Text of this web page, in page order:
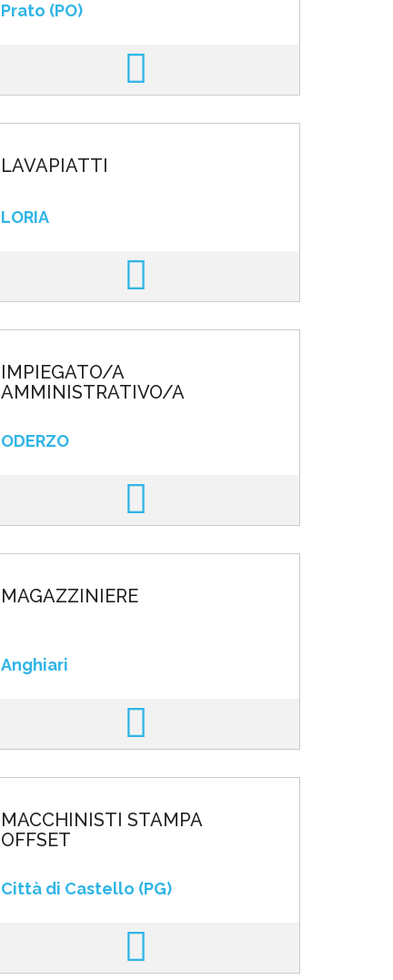
Prato (PO)
LAVAPIATTI
LORIA
IMPIEGATO/A
AMMINISTRATIVO/A
ODERZO
MAGAZZINIERE
Anghiari
MACCHINISTI STAMPA
OFFSET
Città di Castello (PG)